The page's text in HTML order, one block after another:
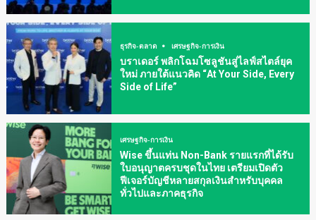
ธุรกิจ-ตลาด เศรษฐกิจ-การเงิน
บราเดอร์ พลิกโฉมโซลูชันสู่ไลฟ์สไตล์ยุค
ใหม่ ภายใต้แนวคิด “At Your Side, Every
Side of Life”
เศรษฐกิจ-การเงิน
Wise ขึ้นแท่น Non-Bank รายแรกที่ได้รับ
ใบอนุญาตครบชุดในไทย เตรียมเปิดตัว
ฟีเจอร์บัญชีหลายสกุลเงินสำหรับบุคคล
ทั่วไปและภาคธุรกิจ